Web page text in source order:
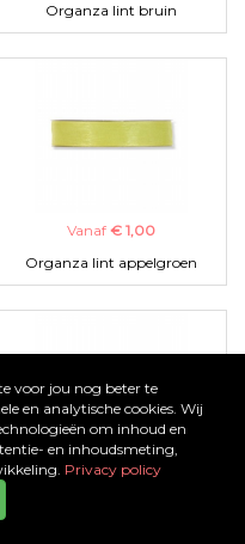
Organza lint bruin
Vanaf € 1,00
Organza lint appelgroen
Vanaf€ 1,00
voor jou nog beter te
en analytische cookies. Wij
om inhoud en
en inhoudsmeting,
Privacy policy